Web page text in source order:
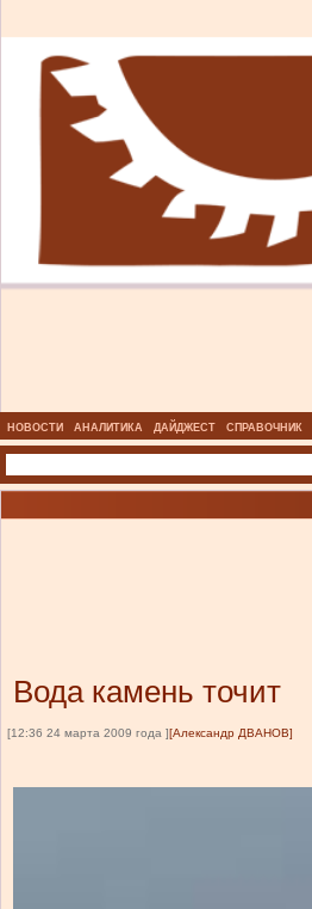
НОВОСТИ АНАЛИТИКА ДАЙДЖЕСТ СПРАВОЧНИК
Вода камень точит
[12:36 24 марта 2009 года ][Александр ДВАНОВ]